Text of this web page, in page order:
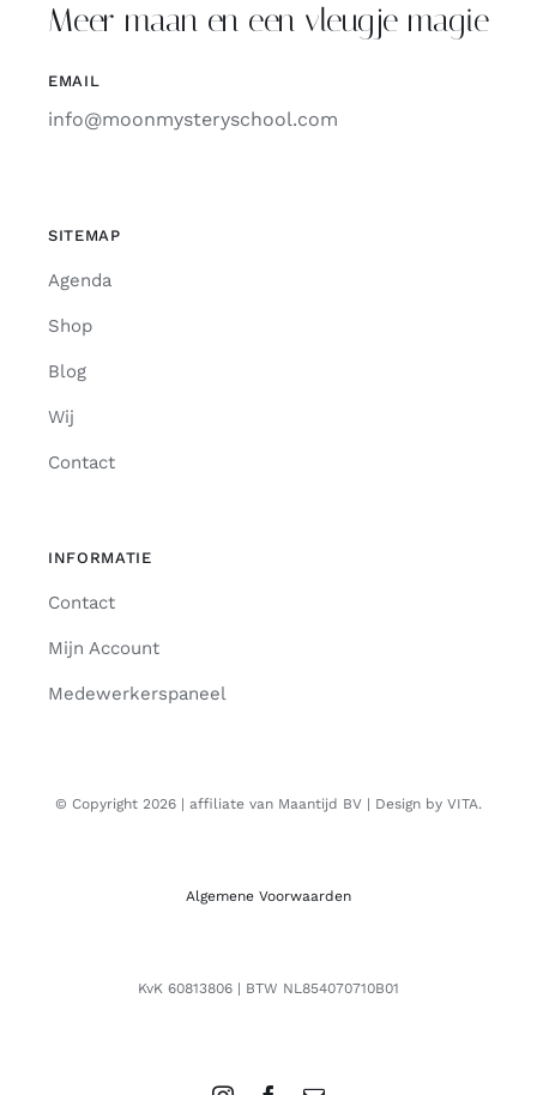
Meer maan en een vleugje magie
EMAIL
info@moonmysteryschool.com
SITEMAP
Agenda
Shop
Blog
Wij
Contact
INFORMATIE
Contact
Mijn Account
Medewerkerspaneel
© Copyright 2026 | affiliate van Maantijd BV | Design by VITA.
Algemene Voorwaarden
KvK 60813806 | BTW NL854070710B01